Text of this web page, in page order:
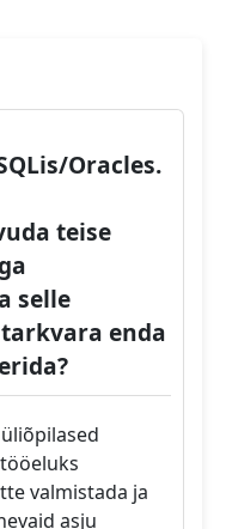
Oracles.
teise
selle
enda
valmistada ja
asju